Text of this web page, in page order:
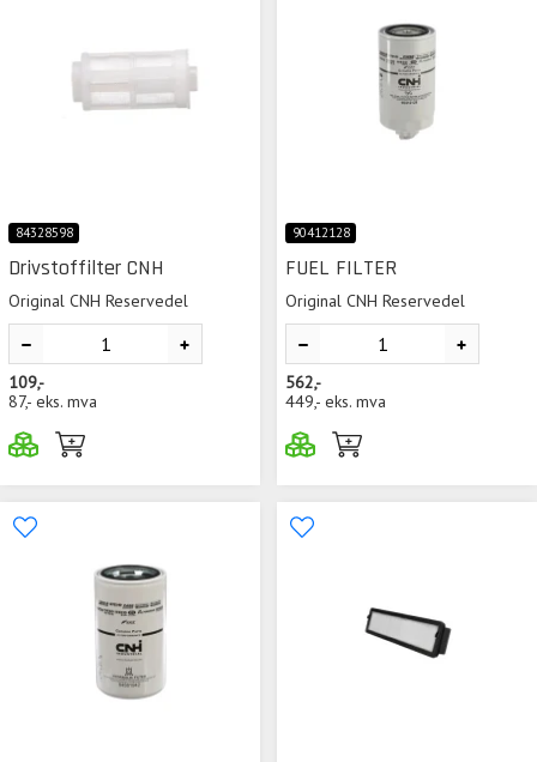
84328598
Drivstoffilter CNH
Original CNH Reservedel
109,-
87,- eks. mva
90412128
FUEL FILTER
Original CNH Reservedel
562,-
449,- eks. mva